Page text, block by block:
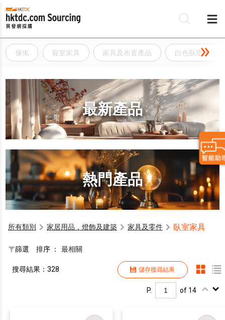
傢俬 寢室家具 家具及布置產品 白色臥室家具
最新產品
熱門產品
所有類別 家居用品，燈飾及建築 家具及零件 臥室家具
篩選 排序 ： 最相關
儲存搜尋結果
搜尋結果：328
P. of 14